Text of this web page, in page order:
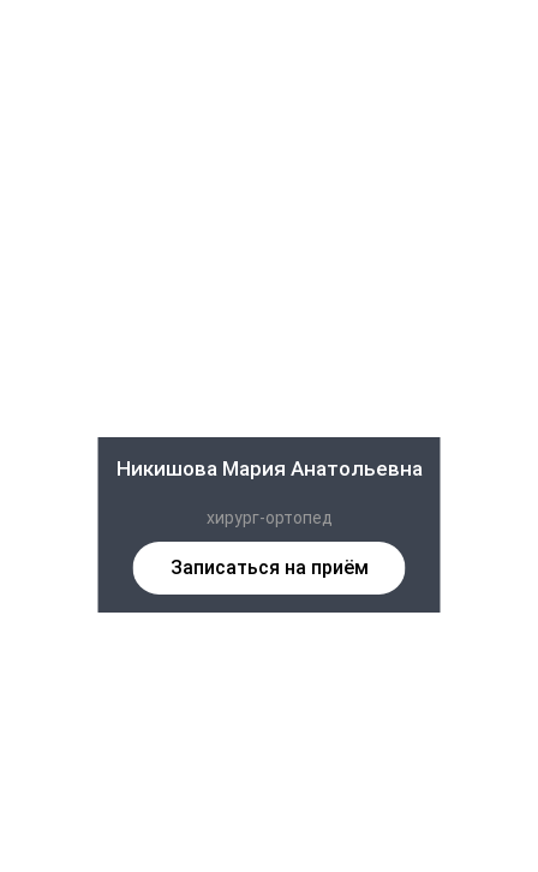
Никишова Мария Анатольевна
хирург-ортопед
Записаться на приём